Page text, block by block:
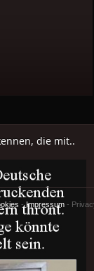
die mit..
- Impressum -